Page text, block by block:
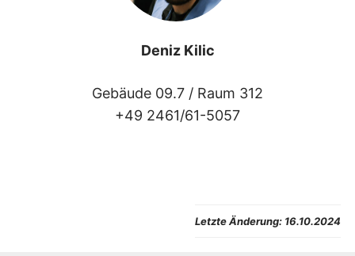
Deniz Kilic
Gebäude 09.7 / Raum 312
+49 2461/61-5057
Letzte Änderung: 16.10.2024